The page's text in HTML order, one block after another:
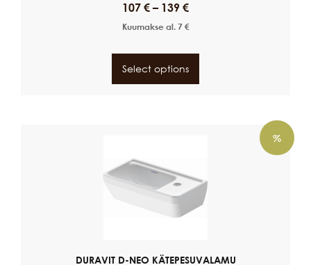
107 € – 139 €
Kuumakse al. 7 €
Select options
%
DURAVIT D-NEO KÄTEPESUVALAMU